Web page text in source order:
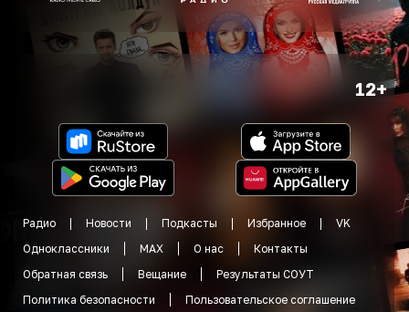
12+
Радио Новости Подкасты Избранное
VK
Одноклассники
MAX О нас
Контакты
Обратная связь
Вещание
Результаты СОУТ
Политика безопасности
Пользовательское соглашение